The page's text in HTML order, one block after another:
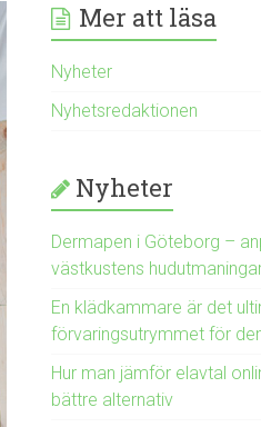
Mer att läsa
Nyheter
Nyhetsredaktionen
Nyheter
Dermapen i Göteborg –
västkustens
En klädkammare är det
förvaringsutrymmet för
Hur man jämför elavtal
bättre alternativ